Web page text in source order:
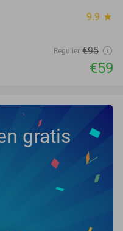
9.9 star
Regulier €95
€59
gratis